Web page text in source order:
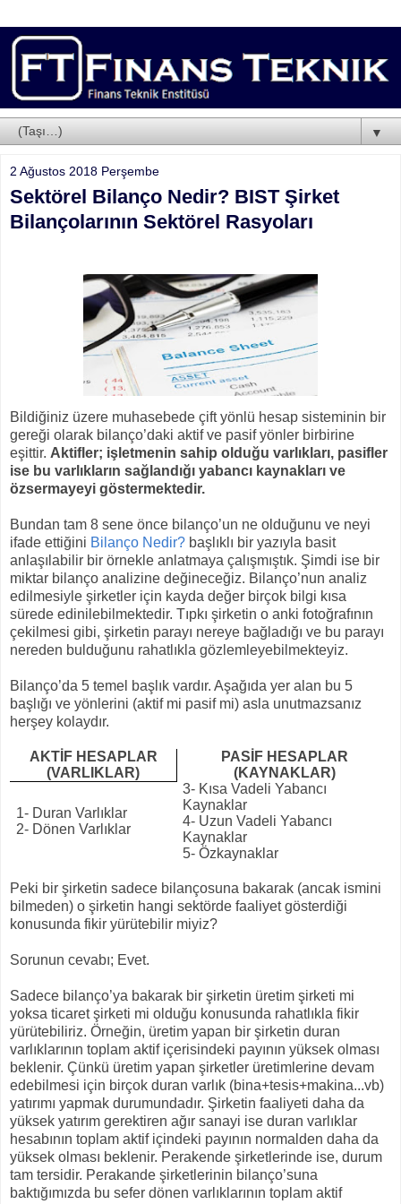
▼
2 Ağustos 2018 Perşembe
Sektörel Bilanço Nedir? BIST Şirket
Bilançolarının Sektörel Rasyoları
Bildiğiniz üzere muhasebede çift yönlü hesap sisteminin bir
gereği olarak bilanço’daki aktif ve pasif yönler birbirine
eşittir. Aktifler; işletmenin sahip olduğu varlıkları, pasifler
ise bu varlıkların sağlandığı yabancı kaynakları ve
özsermayeyi göstermektedir.
Bundan tam 8 sene önce bilanço’un ne olduğunu ve neyi
ifade ettiğini Bilanço Nedir? başlıklı bir yazıyla basit
anlaşılabilir bir örnekle anlatmaya çalışmıştık. Şimdi ise bir
miktar bilanço analizine değineceğiz. Bilanço’nun analiz
edilmesiyle şirketler için kayda değer birçok bilgi kısa
sürede edinilebilmektedir. Tıpkı şirketin o anki fotoğrafının
çekilmesi gibi, şirketin parayı nereye bağladığı ve bu parayı
nereden bulduğunu rahatlıkla gözlemleyebilmekteyiz.
Bilanço’da 5 temel başlık vardır. Aşağıda yer alan bu 5
başlığı ve yönlerini (aktif mi pasif mi) asla unutmazsanız
herşey kolaydır.
AKTİF HESAPLAR
(VARLIKLAR)
PASİF HESAPLAR
(KAYNAKLAR)
1- Duran Varlıklar
2- Dönen Varlıklar
3- Kısa Vadeli Yabancı
Kaynaklar
4- Uzun Vadeli Yabancı
Kaynaklar
5- Özkaynaklar
Peki bir şirketin sadece bilançosuna bakarak (ancak ismini
bilmeden) o şirketin hangi sektörde faaliyet gösterdiği
konusunda fikir yürütebilir miyiz?
Sorunun cevabı; Evet.
Sadece bilanço’ya bakarak bir şirketin üretim şirketi mi
yoksa ticaret şirketi mi olduğu konusunda rahatlıkla fikir
yürütebiliriz. Örneğin, üretim yapan bir şirketin duran
varlıklarının toplam aktif içerisindeki payının yüksek olması
beklenir. Çünkü üretim yapan şirketler üretimlerine devam
edebilmesi için birçok duran varlık (bina+tesis+makina...vb)
yatırımı yapmak durumundadır. Şirketin faaliyeti daha da
yüksek yatırım gerektiren ağır sanayi ise duran varlıklar
hesabının toplam aktif içindeki payının normalden daha da
yüksek olması beklenir. Perakende şirketlerinde ise, durum
tam tersidir. Perakande şirketlerinin bilanço’suna
baktığımızda bu sefer dönen varlıklarının toplam aktif